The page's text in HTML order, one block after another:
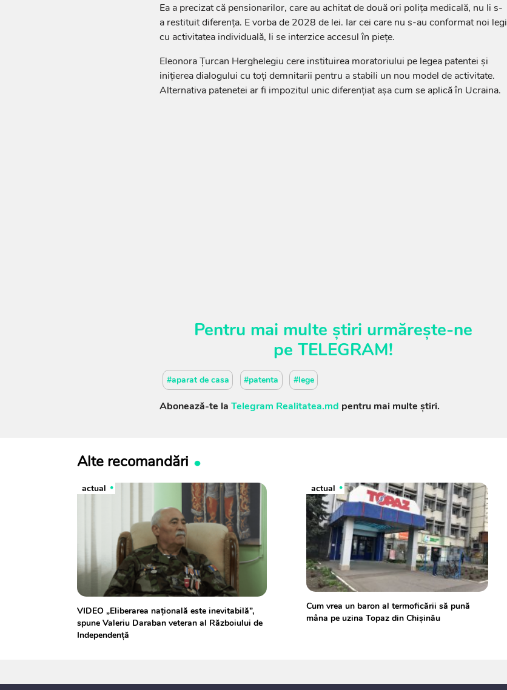
Ea a precizat că pensionarilor, care au achitat de două ori polița medicală, nu li s-
a restituit diferența. E vorba de 2028 de lei. Iar cei care nu s-au conformat noi legi
cu activitatea individuală, li se interzice accesul în piețe.
Eleonora Țurcan Herghelegiu cere instituirea moratoriului pe legea patentei și
inițierea dialogului cu toți demnitarii pentru a stabili un nou model de activitate.
Alternativa patenetei ar fi impozitul unic diferențiat așa cum se aplică în Ucraina.
Pentru mai multe știri urmărește-ne
pe TELEGRAM!
#aparat de casa #patenta #lege
Abonează-te la Telegram Realitatea.md pentru mai multe știri.
Alte recomandări
actual
VIDEO „Eliberarea națională este inevitabilă”,
spune Valeriu Daraban veteran al Războiului de
Independență
actual
Cum vrea un baron al termoficării să pună
mâna pe uzina Topaz din Chișinău